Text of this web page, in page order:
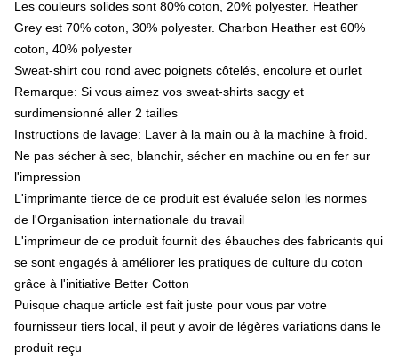
Les couleurs solides sont 80% coton, 20% polyester. Heather
Grey est 70% coton, 30% polyester. Charbon Heather est 60%
coton, 40% polyester
Sweat-shirt cou rond avec poignets côtelés, encolure et ourlet
Remarque: Si vous aimez vos sweat-shirts sacgy et
surdimensionné aller 2 tailles
Instructions de lavage: Laver à la main ou à la machine à froid.
Ne pas sécher à sec, blanchir, sécher en machine ou en fer sur
l'impression
L'imprimante tierce de ce produit est évaluée selon les normes
de l'Organisation internationale du travail
L'imprimeur de ce produit fournit des ébauches des fabricants qui
se sont engagés à améliorer les pratiques de culture du coton
grâce à l'initiative Better Cotton
Puisque chaque article est fait juste pour vous par votre
fournisseur tiers local, il peut y avoir de légères variations dans le
produit reçu